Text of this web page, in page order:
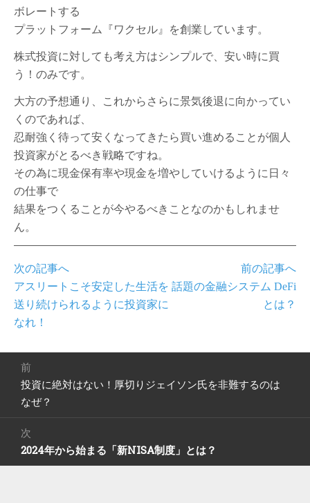
ボレートする
プラットフォーム『ワクセル』を創業しています。
株式投資に対しても考え方はシンプルで、安い時に買
う！のみです。
大方の予想通り、これからさらに景気後退に向かってい
くのであれば、
忍耐強く待って安くなってきたら買い進めることが個人
投資家がとるべき戦略ですね。
その為に現金保有率や現金を増やしていけるように日々
の仕事で
結果をつくることが今やるべきことなのかもしれませ
ん。
前の記事へ
話題の金融システム DeFi
とは？
次の記事へ
アスリートこそ安定した生活を
送り続けられるように投資家に
なれ！
前
前
の
稿:
投資に絶対はない！厚切りジェイソン氏を非難するのは
なぜ？
次
次
の
2024年から始まる「新NISA制度」とは？